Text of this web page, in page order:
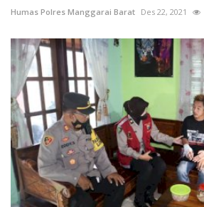
Humas Polres Manggarai Barat Des 22, 2021